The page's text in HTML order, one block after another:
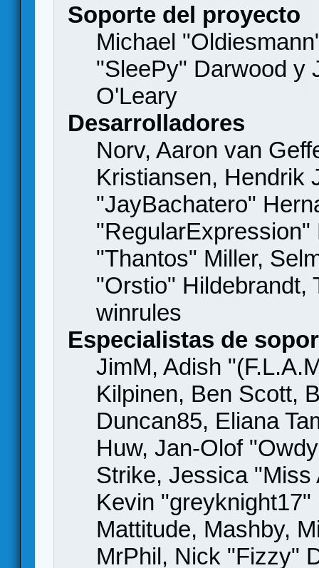
Soporte del proyecto
Michael
"SleePy" Darwood y
O'Leary
Desarrolladores
Norv, Aaron van
Kristiansen, Hendrik
"JayBachatero"
"Thantos" Miller,
"Orstio" Hildebrandt,
winrules
Especialistas de
JimM, Adish
Kilpinen, Ben Scott,
Duncan85, Eliana
Huw, Jan-Olof
Strike, Jessica
Kevin
Mattitude, Mashby,
MrPhil, Nick "Fizzy"